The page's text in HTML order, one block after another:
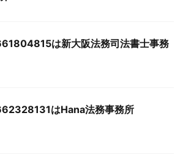
は新大阪法務司法書士事務
はHana法務事務所